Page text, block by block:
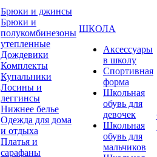
Брюки и джинсы
Брюки и
полукомбинезоны
утепленные
Дождевики
Комплекты
Купальники
Лосины и
леггинсы
Нижнее белье
Одежда для дома
и отдыха
Платья и
сарафаны
ШКОЛА
Аксессуары
в школу
Спортивная
форма
Школьная
обувь для
девочек
Школьная
обувь для
мальчиков